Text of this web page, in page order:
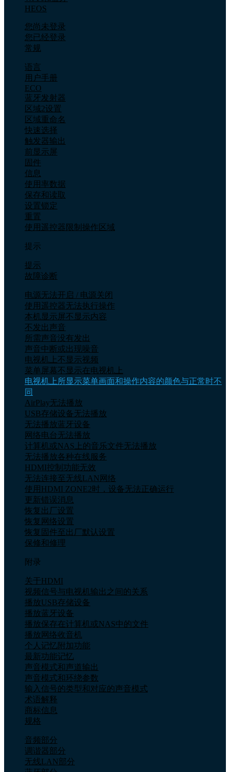
HEOS
您尚未登录
您已经登录
常规
语言
用户手册
ECO
蓝牙发射器
区域2设置
区域重命名
快速选择
触发器输出
前显示屏
固件
信息
使用率数据
保存和读取
设置锁定
重置
使用遥控器限制操作区域
提示
提示
故障诊断
电源无法开启 / 电源关闭
使用遥控器无法执行操作
本机显示屏不显示内容
不发出声音
所需声音没有发出
声音中断或出现噪音
电视机上不显示视频
菜单屏幕不显示在电视机上
电视机上所显示菜单画面和操作内容的颜色与正常时不
同
AirPlay无法播放
USB存储设备无法播放
无法播放蓝牙设备
网络电台无法播放
计算机或NAS上的音乐文件无法播放
无法播放各种在线服务
HDMI控制功能无效
无法连接至无线LAN网络
使用HDMI ZONE2时，设备无法正确运行
更新错误消息
恢复出厂设置
恢复网络设置
恢复固件至出厂默认设置
保修和修理
附录
关于HDMI
视频信号与电视机输出之间的关系
播放USB存储设备
播放蓝牙设备
播放保存在计算机或NAS中的文件
播放网络收音机
个人记忆附加功能
最新功能记忆
声音模式和声道输出
声音模式和环绕参数
输入信号的类型和对应的声音模式
术语解释
商标信息
规格
音频部分
调谐器部分
无线LAN部分